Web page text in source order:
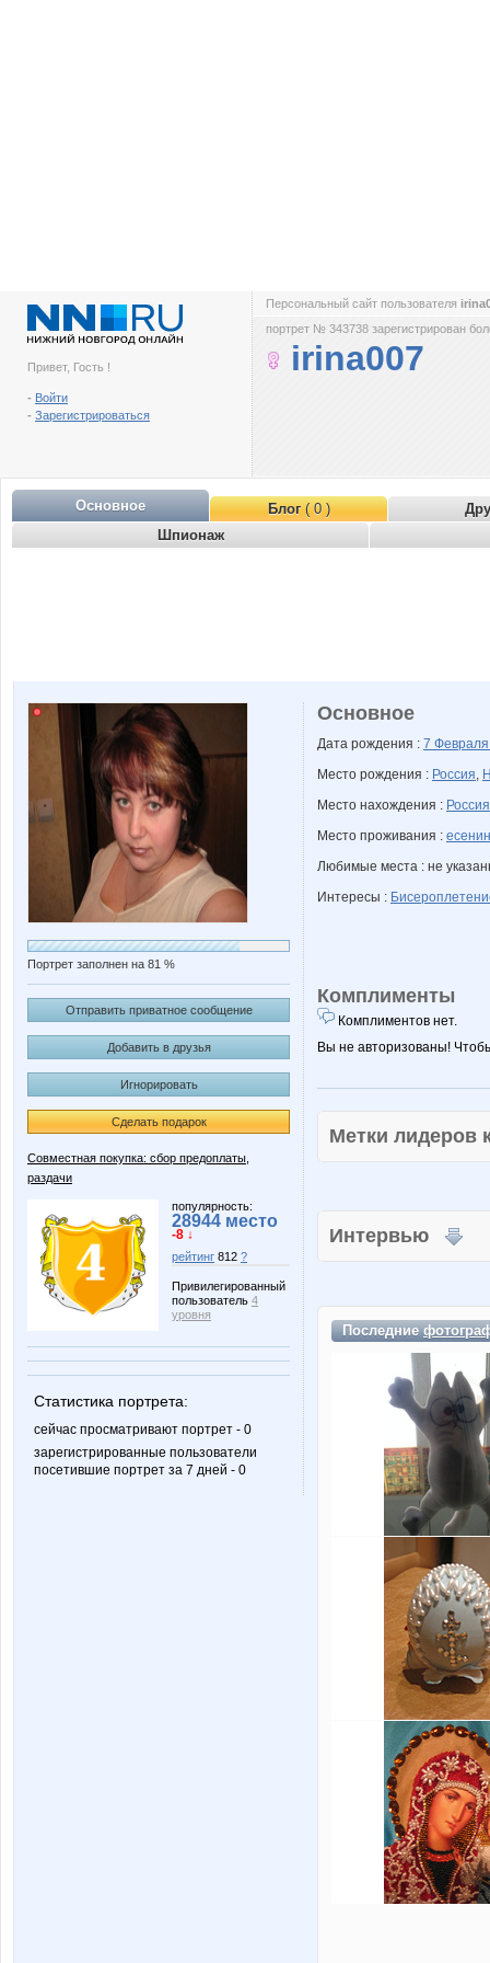
Привет, Гость !
- Войти
- Зарегистрироваться
Персональный сайт пользователя
портрет № 343738 зарегистрирован
irina007
Основное Блог( 0 )
Шпионаж
Портрет заполнен на 81 %
Отправить приватное сообщение
Добавить в друзья
Игнорировать
Сделать подарок
Совместная покупка: сбор предоплаты,
раздачи
популярность:
28944 место
-8 ↓
рейтинг 812 ?
Привилегированный
пользователь 4
уровня
Статистика портрета:
сейчас просматривают портрет - 0
зарегистрированные пользователи
посетившие портрет за 7 дней - 0
Основное
Дата рождения : 7
Место рождения : Россия,
Место нахождения : Россия
Место проживания :
Любимые места : не
Интересы :
Комплименты
Комплиментов нет.
Вы не авторизованы!
Метки
Интервью
Последние